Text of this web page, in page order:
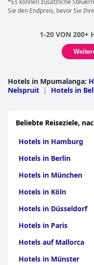
*Es können zusätzliche
Sie den Endpreis, bevor Sie
1-20 VON 200+
Hotels in Mpumalanga:
Nelspruit | Hotels in
Ermelo | Hotels in Piet
Boven | Hotels in
Nkomazi | Hotels in Kriel
| Hotels in Bethal
Eerstehoek | Hotels in
Mdutjana
| Hotels in
Amersfoort | Hotels in
Beliebte Reiseziele,
Hotels in Hamburg
Hotels in Berlin
Hotels in München
Hotels in Köln
Hotels in Düsseldorf
Hotels in Paris
Hotels auf Mallorca
Hotels in Münster